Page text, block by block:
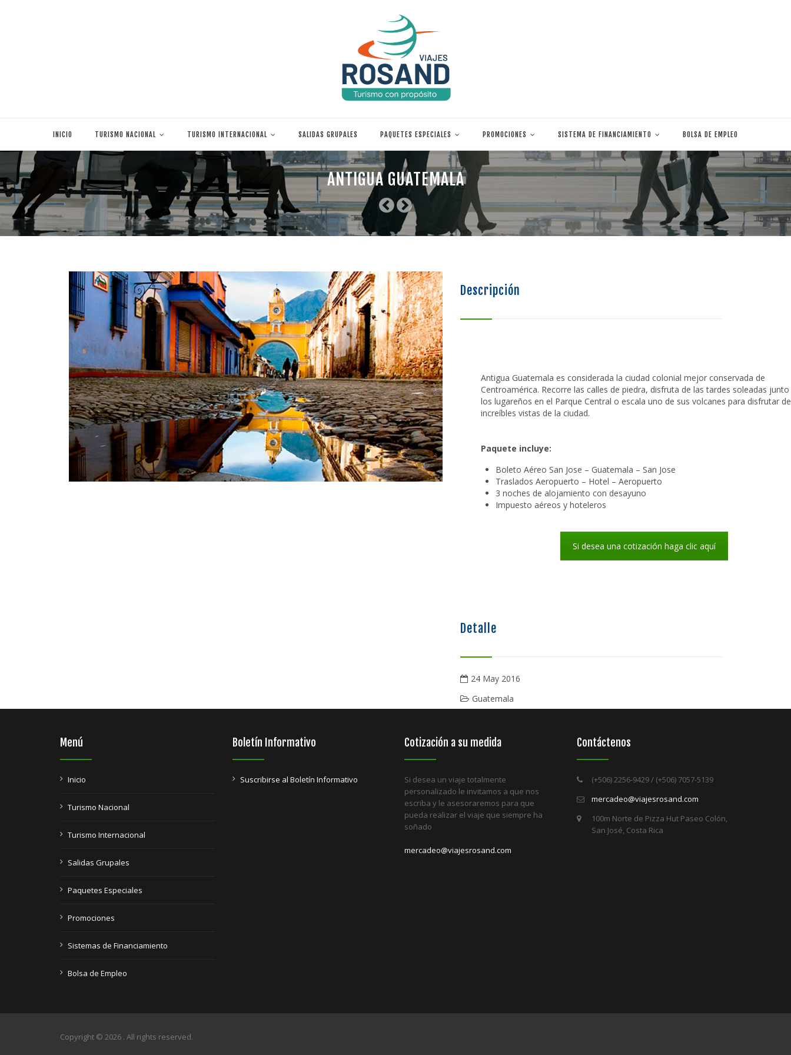
INICIO TURISMO NACIONAL TURISMO INTERNACIONAL SALIDAS GRUPALES PAQUETES ESPECIALES PROMOCIONES SISTEMA DE FINANCIAMIENTO BOLSA DE EMPLEO
ANTIGUA GUATEMALA
Descripción
Antigua Guatemala es considerada la ciudad colonial mejor conservada de
Centroamérica. Recorre las calles de piedra, disfruta de las tardes soleadas junto
los lugareños en el Parque Central o escala uno de sus volcanes para disfrutar de
increíbles vistas de la ciudad.
Paquete incluye:
Boleto Aéreo San Jose – Guatemala – San Jose
Traslados Aeropuerto – Hotel – Aeropuerto
3 noches de alojamiento con desayuno
Impuesto aéreos y hoteleros
Si desea una cotización haga clic aquí
Detalle
24 May 2016
Guatemala
Menú
Inicio
Turismo Nacional
Turismo Internacional
Salidas Grupales
Paquetes Especiales
Promociones
Sistemas de Financiamiento
Bolsa de Empleo
Boletín Informativo
Suscribirse al Boletín Informativo
Cotización a su medida
Si desea un viaje totalmente
personalizado le invitamos a que nos
escriba y le asesoraremos para que
pueda realizar el viaje que siempre ha
soñado
mercadeo@viajesrosand.com
Contáctenos
(+506) 2256-9429 / (+506) 7057-5139
mercadeo@viajesrosand.com
100m Norte de Pizza Hut Paseo Colón,
San José, Costa Rica
Copyright © 2026 . All rights reserved.